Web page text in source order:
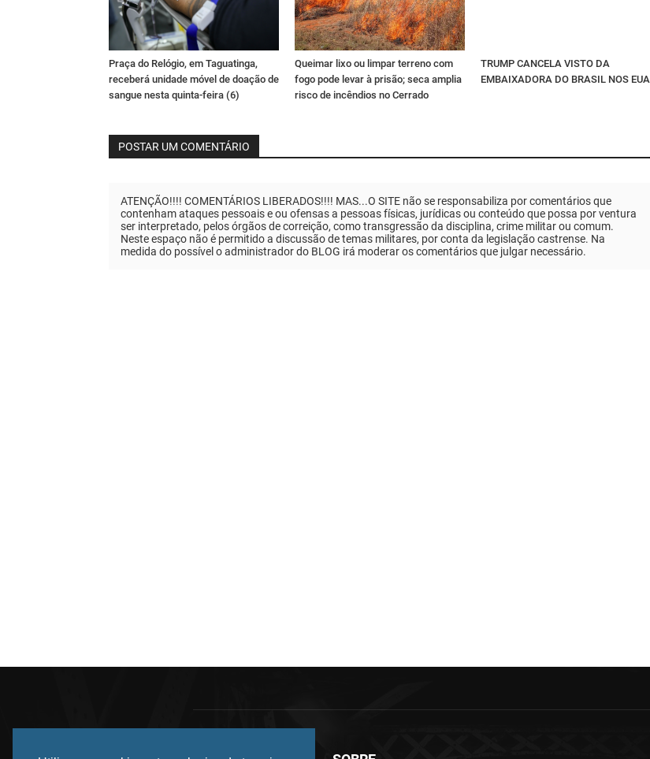
Praça do Relógio, em Taguatinga,
receberá unidade móvel de doação de
sangue nesta quinta-feira (6)
Queimar lixo ou limpar terreno com
fogo pode levar à prisão; seca amplia
risco de incêndios no Cerrado
TRUMP CANCELA VISTO DA
EMBAIXADORA DO BRASIL NOS EUA
POSTAR UM COMENTÁRIO
ATENÇÃO!!!! COMENTÁRIOS LIBERADOS!!!! MAS...O SITE não se responsabiliza por comentários que
contenham ataques pessoais e ou ofensas a pessoas físicas, jurídicas ou conteúdo que possa por ventura
ser interpretado, pelos órgãos de correição, como transgressão da disciplina, crime militar ou comum.
Neste espaço não é permitido a discussão de temas militares, por conta da legislação castrense. Na
medida do possível o administrador do BLOG irá moderar os comentários que julgar necessário.